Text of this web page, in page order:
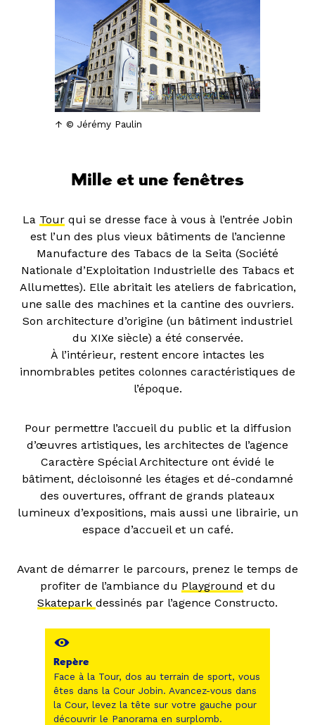
© Jérémy Paulin
Mille et une fenêtres
La Tour qui se dresse face à vous à l’entrée Jobin
est l’un des plus vieux bâtiments de l’ancienne
Manufacture des Tabacs de la Seita (Société
Nationale d’Exploitation Industrielle des Tabacs et
Allumettes). Elle abritait les ateliers de fabrication,
une salle des machines et la cantine des ouvriers.
Son architecture d’origine (un bâtiment industriel
du XIXe siècle) a été conservée.
À l’intérieur, restent encore intactes les
innombrables petites colonnes caractéristiques de
l’époque.
Pour permettre l’accueil du public et la diffusion
d’œuvres artistiques, les architectes de l’agence
Caractère Spécial Architecture ont évidé le
bâtiment, décloisonné les étages et dé-condamné
des ouvertures, offrant de grands plateaux
lumineux d’expositions, mais aussi une librairie, un
espace d’accueil et un café.
Avant de démarrer le parcours, prenez le temps de
profiter de l’ambiance du Playground et du
Skatepark dessinés par l’agence Constructo.
Repère
Face à la Tour, dos au terrain de sport, vous
êtes dans la Cour Jobin. Avancez-vous dans
la Cour, levez la tête sur votre gauche pour
découvrir le Panorama en surplomb.